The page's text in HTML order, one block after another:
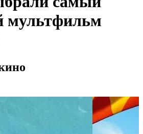
мультфильм